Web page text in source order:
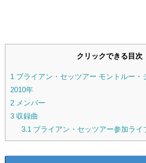
クリックできる目次
1 ブライアン・セッツアー モントルー・
2010年
2 メンバー
3 収録曲
3.1 ブライアン・セッツアー参加ライ